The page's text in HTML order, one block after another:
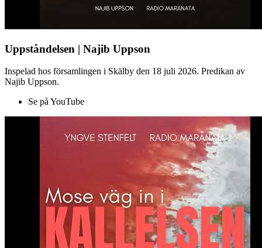
Uppståndelsen | Najib Uppson
Inspelad hos församlingen i Skälby den 18 juli 2026. Predikan av
Najib Uppson.
Se på YouTube